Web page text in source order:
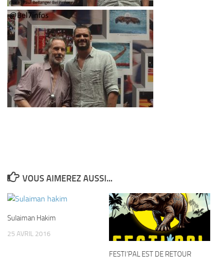
VOUS AIMEREZ AUSSI...
Sulaiman Hakim
25 AVRIL 2016
FESTI’PAL EST DE RETOUR